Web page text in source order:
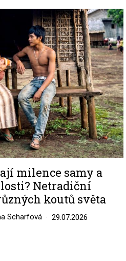
milence samy a
Netradiční
koutů světa
Scharfová 29.07.2026